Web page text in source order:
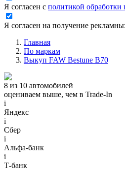
Я согласен с политикой
Я согласен на получение
Главная
По маркам
Выкуп FAW Bestune B70
8 из 10 автомобилей
оцениваем выше, чем в Trade‑In
i
Яндекс
i
Сбер
i
Альфа-банк
i
Т-банк